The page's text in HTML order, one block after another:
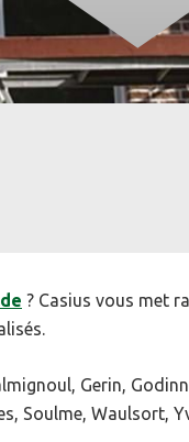
? Casius vous met
Gerin,
Soulme, Waulsort,